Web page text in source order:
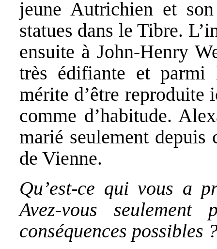
jeune Autrichien et
statues dans le Tibre.
ensuite à John-Henry
très édifiante et parmi
mérite d’être reproduite
comme d’habitude.
marié seulement
de Vienne.
Qu’est-ce qui vous a
Avez-vous seulement
conséquences possibles